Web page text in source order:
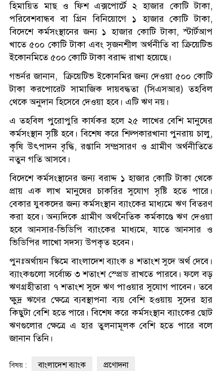
হিমায়িত মাছ ও ফিশ এক্সপোর্টে ২ হাজার কোটি টাকা,
পরিবেশবান্ধব বা গ্রিন বিনিয়োগে ১ হাজার কোটি টাকা,
বিদেশে কর্মসংস্থানের জন্য ১ হাজার কোটি টাকা, স্টার্টআপ
খাতে ৫০০ কোটি টাকা এবং সৃজনশীল অর্থনীতি বা ক্রিয়েটিভ
ইকোনমিতে ৫০০ কোটি টাকা বরাদ্দ রাখা হয়েছে।
গভর্নর জানান, ক্রিয়েটিভ ইকোনমির জন্য দেওয়া ৫০০ কোটি
টাকা করপোরেট সামাজিক দায়বদ্ধতা (সিএসআর) তহবিল
থেকে অনুদান হিসেবে দেওয়া হবে। এটি ঋণ নয়।
এ তহবিল পুরোপুরি কার্যকর হলে ২৫ লাখের বেশি মানুষের
কর্মসংস্থান সৃষ্টি হবে। বিশেষ করে শিল্পকারখানা পুনরায় চালু,
কৃষি উৎপাদন বৃদ্ধি, রপ্তানি সম্প্রসারণ ও গ্রামীণ অর্থনীতিতে
নতুন গতি আসবে।
বিদেশে কর্মসংস্থানের জন্য বরাদ্দ ১ হাজার কোটি টাকা থেকে
প্রায় এক লাখ মানুষের চাকরির সুযোগ সৃষ্টি হতে পারে।
বেকার যুবকদের জন্য কর্মসংস্থান ব্যাংকের মাধ্যমে ঋণ বিতরণ
করা হবে। অন্যদিকে গ্রামীণ অর্থনৈতিক কর্মকাণ্ডে ঋণ দেওয়া
হবে আনসার-ভিডিপি ব্যাংকের মাধ্যমে, যাতে আনসার ও
ভিডিপির লাখো সদস্য উপকৃত হবেন।
পুনঃঅর্থায়ন স্কিমে বাংলাদেশ ব্যাংক ৪ শতাংশ সুদে অর্থ দেবে।
ব্যাংকগুলো সর্বোচ্চ ৩ শতাংশ স্প্রেড রাখতে পারবে। ফলে বড়
ঋণগ্রহীতারা ৭ শতাংশ সুদে ঋণ পাওয়ার সুযোগ পাবেন। তবে
ক্ষুদ্র ঋণের ক্ষেত্রে ব্যবস্থাপনা ব্যয় বেশি হওয়ায় সুদের হার
কিছুটা বেশি হতে পারে। বিশেষ করে কর্মসংস্থান ব্যাংকের ছোট
ঋণগুলোর ক্ষেত্রে এ হার তুলনামূলক বেশি হতে পারে বলে
জানান তিনি।
বিষয় : বাংলাদেশ ব্যাংক প্রণোদনা